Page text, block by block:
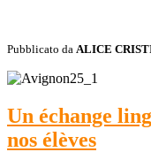
Pubblicato da ALICE
Un échange
nos élèves